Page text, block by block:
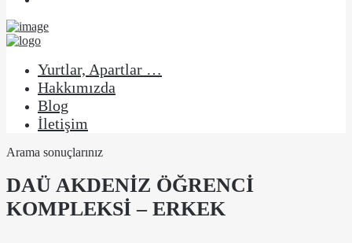
Yurtlar, Apartlar …
Hakkımızda
Blog
İletişim
Arama sonuçlarınız
DAÜ AKDENİZ ÖĞRENCİ
KOMPLEKSİ – ERKEK